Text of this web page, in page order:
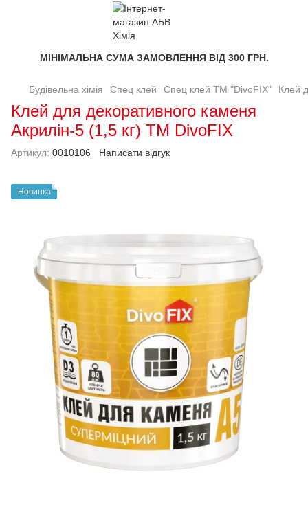
МІНІМАЛЬНА СУМА ЗАМОВЛЕННЯ ВІД 300 ГРН.
Будівельна хімія Спец клей Спец клей TM "DivoFIX" Клей
Клей для декоративного каменя
Акрилін-5 (1,5 кг) ТМ DivoFIX
Артикул: 0010106 Написати відгук
Новинка